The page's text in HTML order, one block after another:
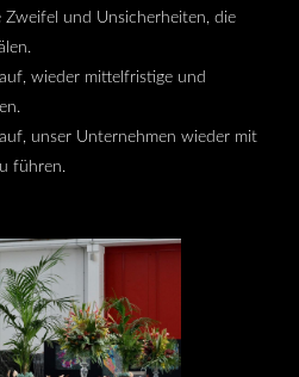
und Unsicherheiten, die
wieder mittelfristige und
unser Unternehmen wieder mit
führen.